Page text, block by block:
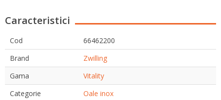
Caracteristici
Cod
66462200
Brand
Zwilling
Gama
Vitality
Categorie
Oale inox